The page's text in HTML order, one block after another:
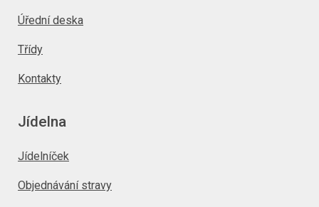
Úřední deska
Třídy
Kontakty
Jídelna
Jídelníček
Objednávání stravy